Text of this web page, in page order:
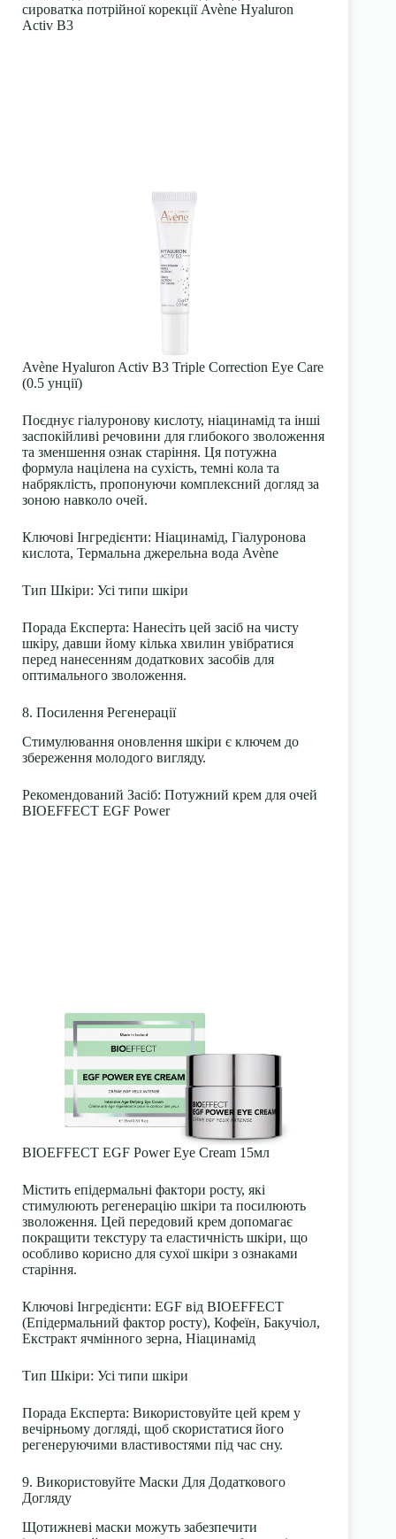
сироватка потрійної корекції Avène Hyaluron
Activ B3
Avène Hyaluron Activ B3 Triple Correction Eye Care
(0.5 унції)
Поєднує гіалуронову кислоту, ніацинамід та інші
заспокійливі речовини для глибокого зволоження
та зменшення ознак старіння. Ця потужна
формула націлена на сухість, темні кола та
набряклість, пропонуючи комплексний догляд за
зоною навколо очей.
Ключові Інгредієнти: Ніацинамід, Гіалуронова
кислота, Термальна джерельна вода Avène
Тип Шкіри: Усі типи шкіри
Порада Експерта: Нанесіть цей засіб на чисту
шкіру, давши йому кілька хвилин увібратися
перед нанесенням додаткових засобів для
оптимального зволоження.
8. Посилення Регенерації
Стимулювання оновлення шкіри є ключем до
збереження молодого вигляду.
Рекомендований Засіб: Потужний крем для очей
BIOEFFECT EGF Power
BIOEFFECT EGF Power Eye Cream 15мл
Містить епідермальні фактори росту, які
стимулюють регенерацію шкіри та посилюють
зволоження. Цей передовий крем допомагає
покращити текстуру та еластичність шкіри, що
особливо корисно для сухої шкіри з ознаками
старіння.
Ключові Інгредієнти: EGF від BIOEFFECT
(Епідермальний фактор росту), Кофеїн, Бакучіол,
Екстракт ячмінного зерна, Ніацинамід
Тип Шкіри: Усі типи шкіри
Порада Експерта: Використовуйте цей крем у
вечірньому догляді, щоб скористатися його
регенеруючими властивостями під час сну.
9. Використовуйте Маски Для Додаткового
Догляду
Щотижневі маски можуть забезпечити